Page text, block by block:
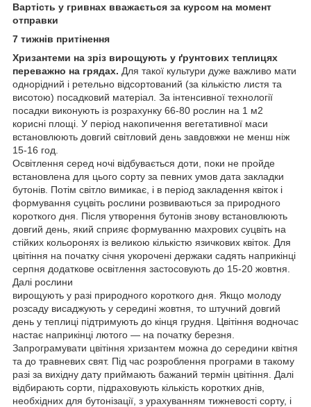
Вартість у гривнах вважається за курсом на момент
отправки
7 тижнів притінення
Хризантеми на зріз вирощують у ґрунтових теплицях
переважно на грядах. Для такої культури дуже важливо мати
однорідний і ретельно відсортований (за кількістю листя та
висотою) посадковий матеріал. За інтенсивної технології
посадки виконують із розрахунку 66-80 рослин на 1 м2
корисні площі. У період накопичення вегетативної маси
встановлюють довгий світловий день завдовжки не менш ніж
15-16 год.
Освітлення серед ночі відбувається доти, поки не пройде
встановлена для цього сорту за певних умов дата закладки
бутонів. Потім світло вимикає, і в період закладення квіток і
формування суцвіть рослини розвиваються за природного
короткого дня. Після утворення бутонів знову встановлюють
довгий день, який сприяє формуванню махрових суцвіть на
стійких кольоронях із великою кількістю язичкових квіток. Для
цвітіння на початку січня укорочені держаки садять наприкінці
серпня додаткове освітлення застосовують до 15-20 жовтня.
Далі рослини
вирощують у разі природного короткого дня. Якщо молоду
розсаду висаджують у середині жовтня, то штучний довгий
день у теплиці підтримують до кінця грудня. Цвітіння водночас
настає наприкінці лютого — на початку березня.
Запрограмувати цвітіння хризантем можна до середини квітня
та до травневих свят. Під час розроблення програми в такому
разі за вихідну дату приймають бажаний термін цвітіння. Далі
відбирають сорти, підраховують кількість коротких днів,
необхідних для бутонізації, з урахуванням тижневості сорту, і